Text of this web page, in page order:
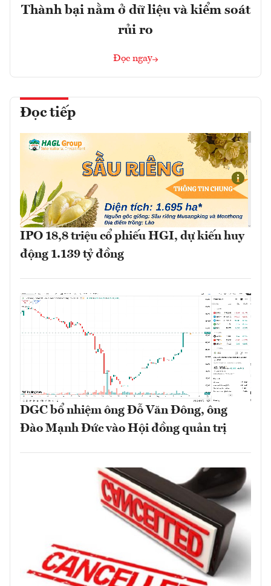
Thành bại nằm ở dữ liệu và kiểm soát
rủi ro
Đọc ngay
Đọc tiếp
IPO 18,8 triệu cổ phiếu HGI, dự kiến huy
động 1.139 tỷ đồng
DGC bổ nhiệm ông Đỗ Văn Đông, ông
Đào Mạnh Đức vào Hội đồng quản trị